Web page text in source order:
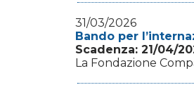
31/03/2026
Bando per
Scadenza: 21/04/
La Fondazione